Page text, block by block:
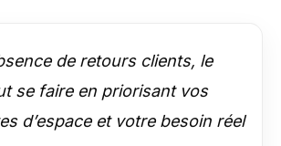
Cuisinez jusqu'à 75%
plus vite qu'un four
(*Testé avec des
de retours clients, le
se faire en priorisant vos
d’espace et votre besoin réel